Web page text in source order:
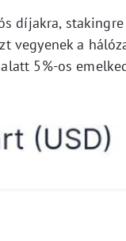
díjakra,
vegyenek a
5%-os